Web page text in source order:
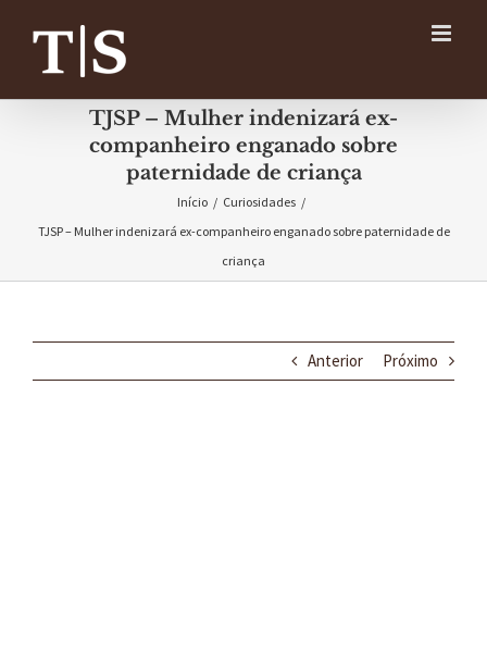
conteúdo
TJSP – Mulher indenizará ex-
companheiro enganado sobre
paternidade de criança
Início / Curiosidades /
TJSP – Mulher indenizará ex-companheiro enganado sobre paternidade de
criança
Anterior Próximo